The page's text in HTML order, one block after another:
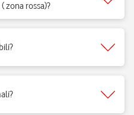
zona rossa)?